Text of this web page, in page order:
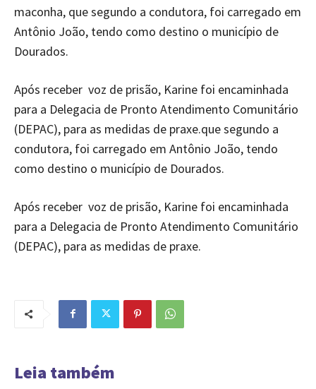
maconha, que segundo a condutora, foi carregado em
Antônio João, tendo como destino o município de
Dourados.
Após receber voz de prisão, Karine foi encaminhada
para a Delegacia de Pronto Atendimento Comunitário
(DEPAC), para as medidas de praxe.que segundo a
condutora, foi carregado em Antônio João, tendo
como destino o município de Dourados.
Após receber voz de prisão, Karine foi encaminhada
para a Delegacia de Pronto Atendimento Comunitário
(DEPAC), para as medidas de praxe.
Leia também